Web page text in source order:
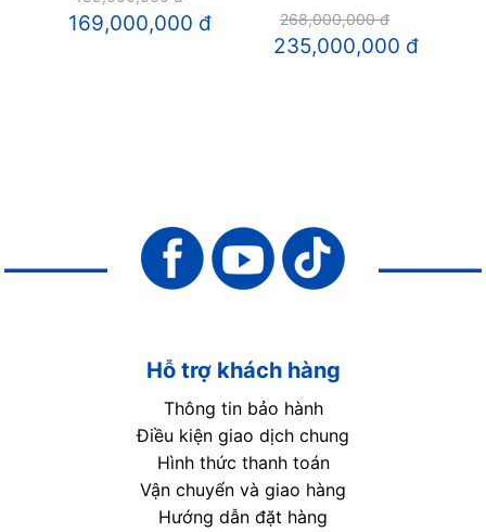
169,000,000 đ 268,000,000 đ
235,000,000 đ
Hỗ trợ khách hàng
Thông tin bảo hành
Điều kiện giao dịch chung
Hình thức thanh toán
Vận chuyển và giao hàng
Hướng dẫn đặt hàng